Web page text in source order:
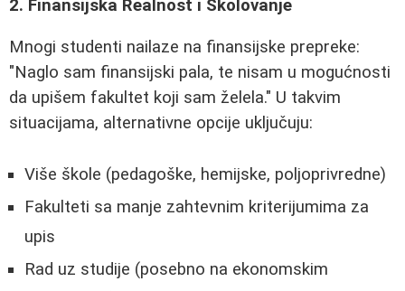
2. Finansijska Realnost i Školovanje
Mnogi studenti nailaze na finansijske prepreke:
"Naglo sam finansijski pala, te nisam u mogućnosti
da upišem fakultet koji sam želela." U takvim
situacijama, alternativne opcije uključuju:
Više škole (pedagoške, hemijske, poljoprivredne)
Fakulteti sa manje zahtevnim kriterijumima za
upis
Rad uz studije (posebno na ekonomskim